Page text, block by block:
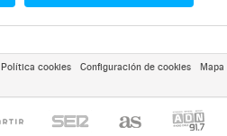
Política cookies Configuración de cookies Mapa